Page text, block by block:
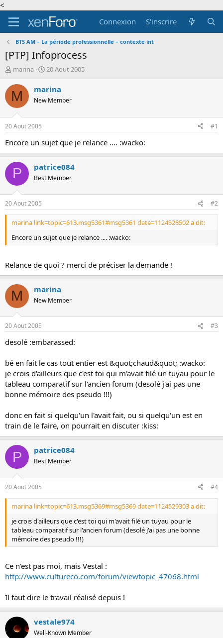
<
Connexion
S'inscrire
BTS AM – La période professionnelle – contexte int
[PTP] Infoprocess
A
t
e
r
d
e
l
i
s
c
u
s
s
i
n
marina
D
t
d
é
b
u
20 Aout 2005
M marina
New Member
20 Aout 2005 #1
Encore un sujet que je relance .... :wacko:
P patrice084
Best Member
20 Aout 2005 #2
marina link=topic=613.msg5361#msg5361 date=1124528502 a dit:
Encore un sujet que je relance .... :wacko:
Relance de quoi ? merci de préciser la demande !
M marina
New Member
20 Aout 2005 #3
desolé :embarassed:
bé en fait le cas tout entier est &quot;chaud&quot; :wacko:
je crois d'ailleurs que c'est toi qui m'avait filé un tuyau pour le
tableau comparatif sur l'ancien forum (desolé j'ai pas une
bonne mémoire des pseudo !!!)
donc en fait si quelqu'un l'avait fait, ou si quelqu'un est en
train de le faire, on pourrait en discuter :kiss:
P patrice084
Best Member
20 Aout 2005 #4
marina link=topic=613.msg5369#msg5369 date=1124529303 a dit:
je crois d'ailleurs que c'est toi qui m'avait filé un tuyau pour le
tableau comparatif sur l'ancien forum (desolé j'ai pas une bonne
mémoire des pseudo !!!)
Ce n'est pas moi, mais Vestal :
http://www.cultureco.com/forum/viewtopic_47068.html
Il faut dire le travail réalisé depuis !
vestale974
Well-Known Member